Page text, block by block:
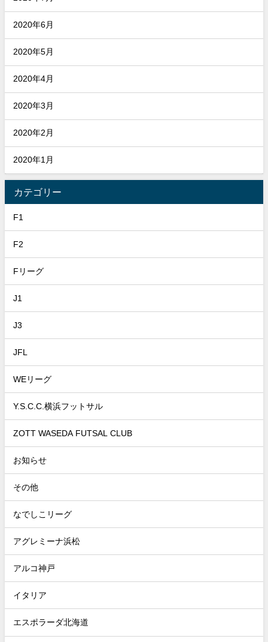
2020年6月
2020年5月
2020年4月
2020年3月
2020年2月
2020年1月
カテゴリー
F1
F2
Fリーグ
J1
J3
JFL
WEリーグ
Y.S.C.C.横浜フットサル
ZOTT WASEDA FUTSAL CLUB
お知らせ
その他
なでしこリーグ
アグレミーナ浜松
アルコ神戸
イタリア
エスポラーダ北海道